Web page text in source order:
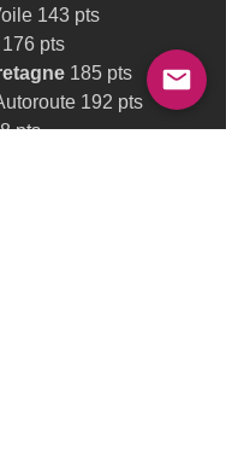
143 pts
pts
185 pts
192 pts
pts